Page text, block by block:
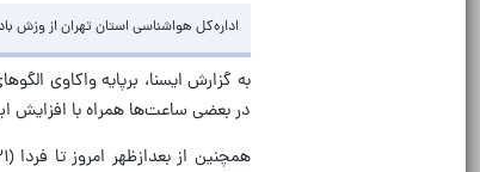
اداره‌کل هواشناسی استان تهران از وزش
به گزارش ایسنا، برپایه واکاوی
در بعضی ساعت‌ها همراه با